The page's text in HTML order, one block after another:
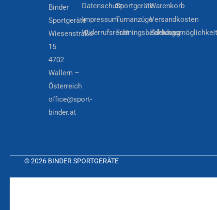
Binder
Sportgeräte
Wiesenstraße
15
4702
Wallern –
Österreich
office@sport-
binder.at
Datenschutz
Impressum
Widerrufsrecht
Sportgeräte
Turnanzüge
Trainingsbekleidung
Warenkorb
Versandkosten
© 2026 BINDER SPORTGERÄTE